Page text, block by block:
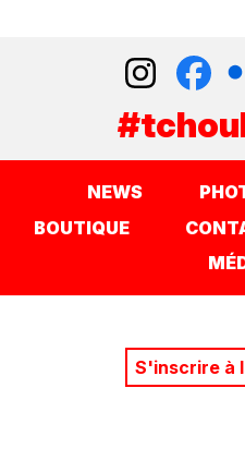
NEWS
BOUTIQUE
S'inscrire à